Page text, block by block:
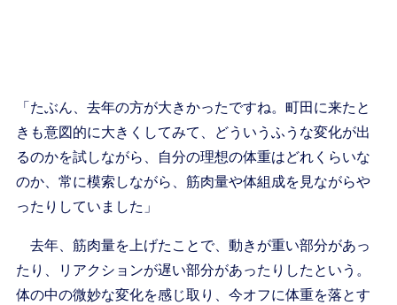
「たぶん、去年の方が大きかったですね。町田に来たと
きも意図的に大きくしてみて、どういうふうな変化が出
るのかを試しながら、自分の理想の体重はどれくらいな
のか、常に模索しながら、筋肉量や体組成を見ながらや
ったりしていました」
去年、筋肉量を上げたことで、動きが重い部分があっ
たり、リアクションが遅い部分があったりしたという。
体の中の微妙な変化を感じ取り、今オフに体重を落とす